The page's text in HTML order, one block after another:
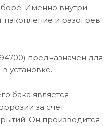
Именно внутри
накопление и разогрев
предназначен для
установке.
бака является
за счет
Он производится